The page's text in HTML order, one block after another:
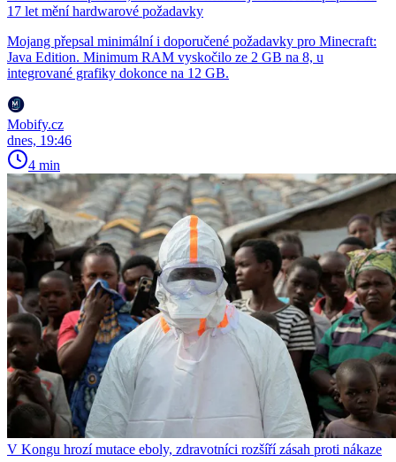
17 let mění hardwarové požadavky
Mojang přepsal minimální i doporučené požadavky pro Minecraft:
Java Edition. Minimum RAM vyskočilo ze 2 GB na 8, u
integrované grafiky dokonce na 12 GB.
Mobify.cz
dnes, 19:46
4 min
V Kongu hrozí mutace eboly, zdravotníci rozšíří zásah proti nákaze